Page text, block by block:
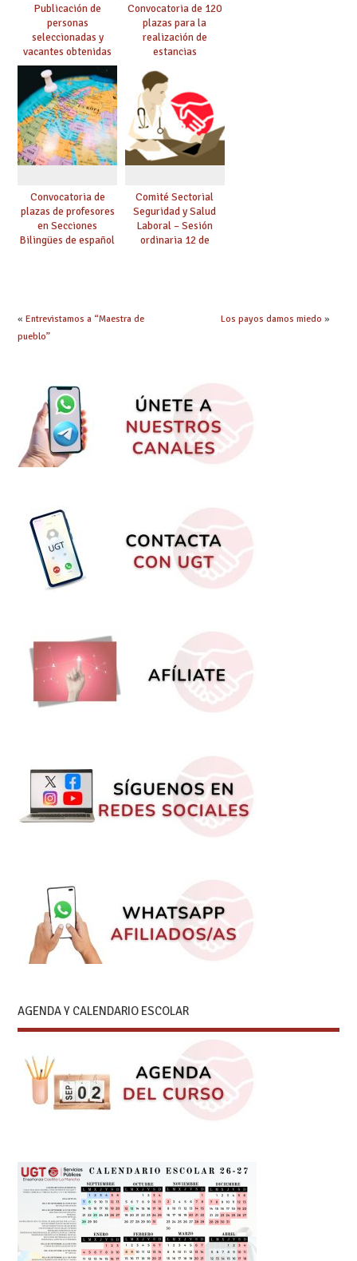
Publicación de
personas
seleccionadas y
vacantes obtenidas
en los concursos de
docentes y asesores
técnicos en el
exterior
Convocatoria de 120
plazas para la
realización de
estancias
centros europeos en
el curso 25/26
Convocatoria de
plazas de profesores
en Secciones
Bilingües de español
Checa, Rumanía y
Rusia (curso 25-26)
Comité Sectorial
Seguridad y Salud
Laboral – Sesión
ordinaria 12 de
« Entrevistamos a “Maestra de
pueblo”
Los payos damos miedo »
AGENDA Y CALENDARIO ESCOLAR